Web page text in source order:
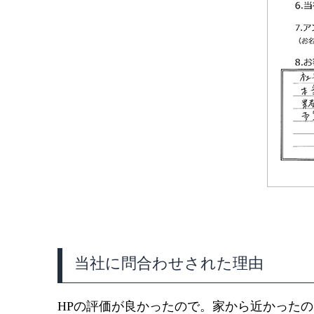
当社に問合わせされた理由
HPの評価が良かったので。家から近かった